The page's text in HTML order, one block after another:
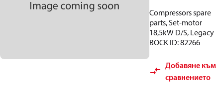
Compressors spare
parts, Set-motor
18,5kW D/S, Legacy
BOCK ID: 82266
Добавяне към
сравнението